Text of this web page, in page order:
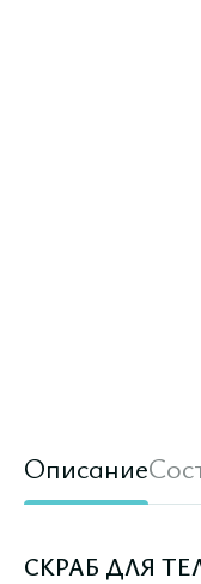
Описание
СКРАБ ДЛЯ